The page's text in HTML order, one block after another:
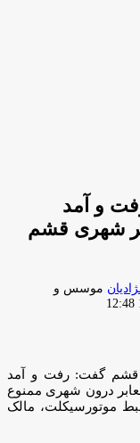
و آمد
شهری قشم
موسس و
قشم گفت: رفت و آمد
درون شهری ممنوع
موتورسیکلت، مالک